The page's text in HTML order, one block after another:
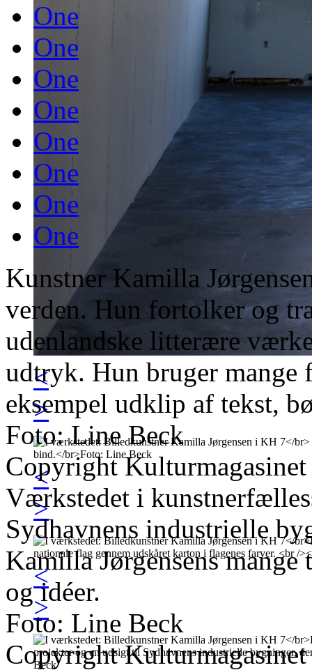
<
>
<
>
<
>
One
One
One
One
One
One
One
One
Kunstner Kamilla
verden. Hun fortolker og
udenlandske litterære
udtryk. Hun bruger mange
eksempel udklip af tekst,
Foto: Line Beck
Copyright
Værkstedet i
Sydhavnens industrielle
Kamilla Jørgensens
og idéer.
Foto: Line Beck
Copyright